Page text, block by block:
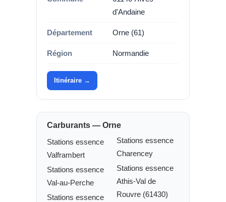
d'Andaine
Département Orne (61)
Région Normandie
Itinéraire →
Carburants — Orne
Stations essence
Valframbert
Stations essence
Val-au-Perche
Stations essence
Stations essence
Charencey
Stations essence
Athis-Val de
Rouvre (61430)